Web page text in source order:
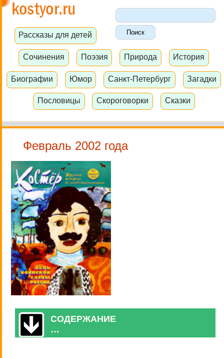
Рассказы для детей
Сочинения Поэзия Природа История
Биографии Юмор Санкт-Петербург Загадки
Пословицы Скороговорки Сказки
Февраль 2002 года
СОДЕРЖАНИЕ
…